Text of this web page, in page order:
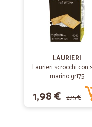
LAURIERI
Laurieri scrocchi con
marino gr175
1,98 € 2,15 €